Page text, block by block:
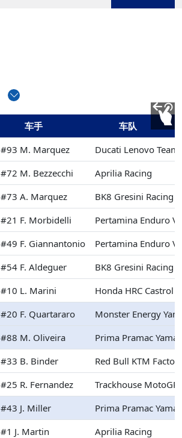
车手
车队
#93 M. Marquez
Ducati Lenovo Team
#72 M. Bezzecchi
Aprilia Racing
#73 A. Marquez
BK8 Gresini Racing
#21 F. Morbidelli
Pertamina Enduro
#49 F. Giannantonio
Pertamina Enduro
#54 F. Aldeguer
BK8 Gresini Racing
#10 L. Marini
Honda HRC Castrol
#20 F. Quartararo
Monster Energy
#88 M. Oliveira
Prima Pramac
#33 B. Binder
Red Bull KTM
#25 R. Fernandez
Trackhouse MotoGP
#43 J. Miller
Prima Pramac
#1 J. Martin
Aprilia Racing